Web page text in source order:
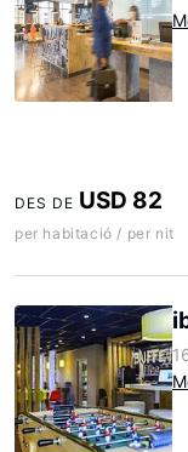
DES DE USD 82
per habitació / per nit